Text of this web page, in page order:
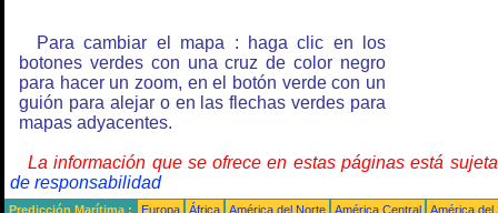
Para cambiar el mapa : haga clic en los
botones verdes con una cruz de color negro
para hacer un zoom, en el botón verde con un
guión para alejar o en las flechas verdes para
mapas adyacentes.
La información que se ofrece en estas páginas está
de responsabilidad
Predicción Marítima : Europa África América del Norte América Central
América del